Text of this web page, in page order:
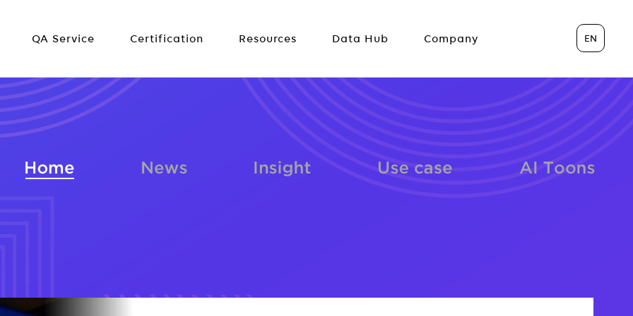
EN
QA Service Certification Resources Data Hub Company